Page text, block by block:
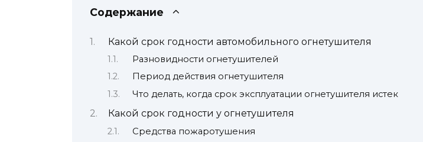
Содержание
Какой срок годности автомобильного огнетушителя
Разновидности огнетушителей
Период действия огнетушителя
Что делать, когда срок эксплуатации огнетушителя истек
Какой срок годности у огнетушителя
Средства пожаротушения